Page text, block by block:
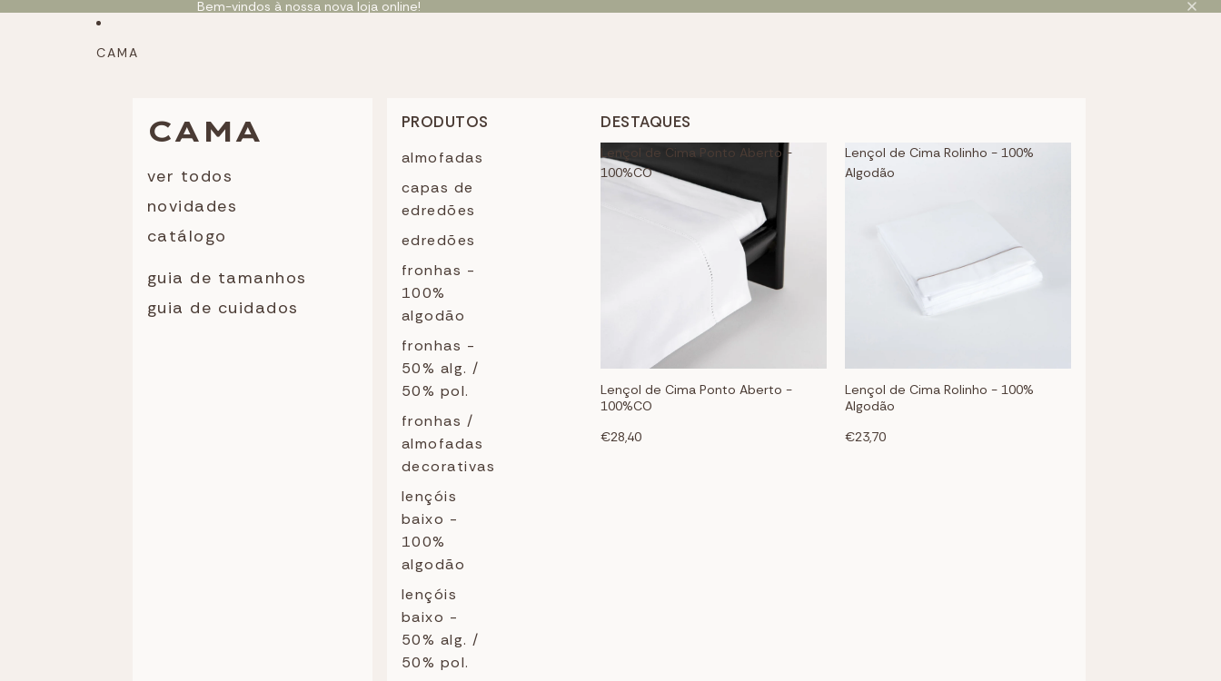
Bem-vindos à nossa nova loja online!
CAMA
CAMA
ver todos
novidades
catálogo
guia de tamanhos
guia de cuidados
PRODUTOS
almofadas
capas de
edredões
edredões
fronhas -
100%
algodão
fronhas -
50% alg. /
50% pol.
fronhas /
almofadas
decorativas
lençóis
baixo -
100%
algodão
lençóis
baixo -
50% alg. /
50% pol.
DESTAQUES
Lençol de Cima Ponto Aberto -
100%CO
Lençol de Cima Ponto Aberto -
100%CO
€28,40
Lençol de Cima Rolinho - 100%
Algodão
Lençol de Cima Rolinho - 100%
Algodão
€23,70